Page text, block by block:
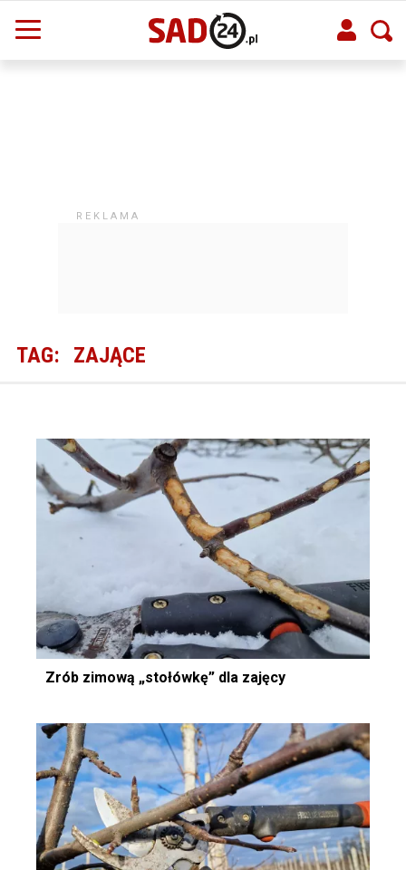
TAG: ZAJĄCE
Zrób zimową „stołówkę” dla zajęcy